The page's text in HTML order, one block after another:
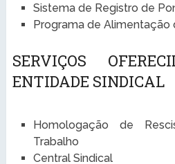
Sistema de Registro de
Programa de Alimentação
SERVIÇOS
ENTIDADE SINDICAL
Homologação de
Trabalho
Central Sindical